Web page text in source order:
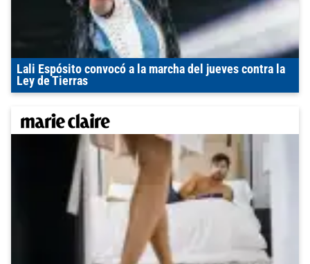
Lali Espósito convocó a la marcha del jueves contra la
Ley de Tierras